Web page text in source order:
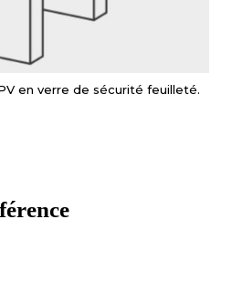
en verre de sécurité feuilleté.